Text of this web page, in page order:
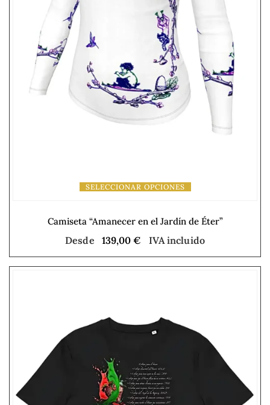
SELECCIONAR OPCIONES
Camiseta “Amanecer en el Jardín de Éter”
Desde 139,00€ IVA incluido